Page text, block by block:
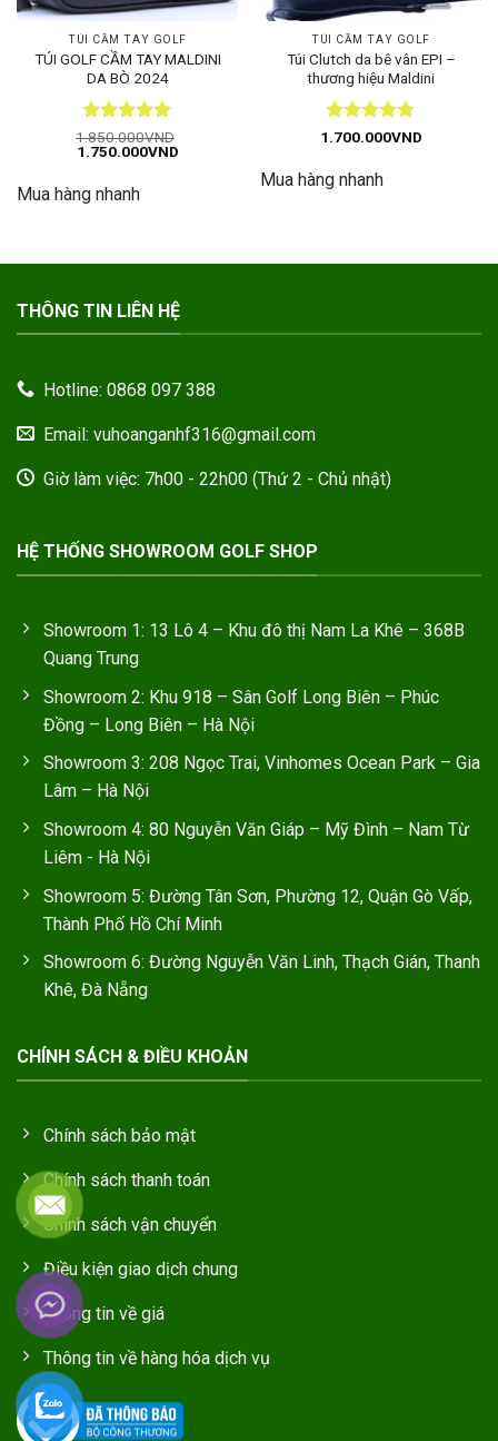
TÚI CẦM TAY GOLF
TÚI GOLF CẦM TAY MALDINI
DA BÒ 2024
Được xếp
hạng55
1.850.000VND
Giá
1.850.000VND.
1.750.000VNDGiá
Mua hàng nhanh
TÚI CẦM TAY GOLF
Túi Clutch da bê vân EPI –
thương hiệu Maldini
Được xếp
sao
1.700.000VND
Mua hàng nhanh
THÔNG TIN LIÊN HỆ
Hotline: 0868 097 388
Email: vuhoanganhf316@gmail.com
Giờ làm việc: 7h00 - 22h00 (Thứ 2 - Chủ nhật)
HỆ THỐNG SHOWROOM GOLF SHOP
Showroom 1: 13 Lô 4 – Khu đô thị Nam La Khê – 368B
Quang Trung
Showroom 2: Khu 918 – Sân Golf Long Biên – Phúc
Đồng – Long Biên – Hà Nội
Showroom 3: 208 Ngọc Trai, Vinhomes Ocean Park – Gia
Lâm – Hà Nội
Showroom 4: 80 Nguyễn Văn Giáp – Mỹ Đình – Nam Từ
Liêm - Hà Nội
Showroom 5: Đường Tân Sơn, Phường 12, Quận Gò Vấp,
Thành Phố Hồ Chí Minh
Showroom 6: Đường Nguyễn Văn Linh, Thạch Gián, Thanh
Khê, Đà Nẵng
CHÍNH SÁCH & ĐIỀU KHOẢN
Chính sách bảo mật
Chính sách thanh toán
Chính sách vận chuyển
Điều kiện giao dịch chung
Thông tin về giá
Thông tin về hàng hóa dịch vụ